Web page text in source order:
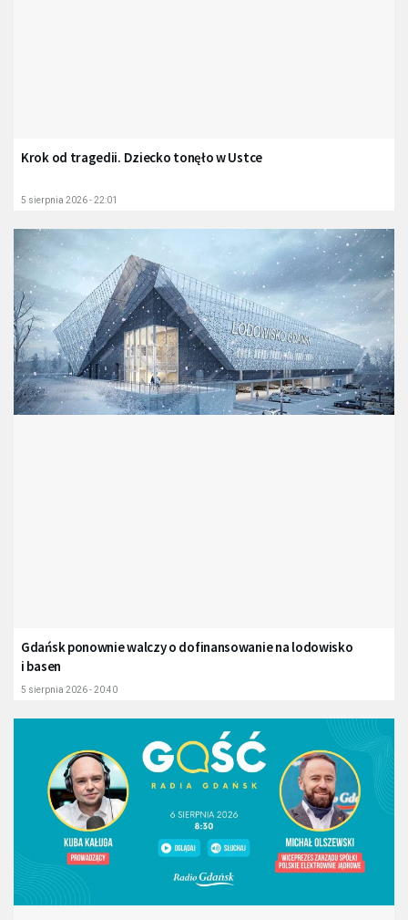
Krok od tragedii. Dziecko tonęło w Ustce
5 sierpnia 2026 - 22:01
Gdańsk ponownie walczy o dofinansowanie na lodowisko
i basen
5 sierpnia 2026 - 20:40